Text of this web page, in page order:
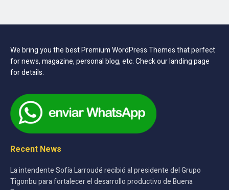
We bring you the best Premium WordPress Themes that perfect
for news, magazine, personal blog, etc. Check our landing page
for details.
Recent News
La intendente Sofía Larroudé recibió al presidente del Grupo
Tigonbu para fortalecer el desarrollo productivo de Buena